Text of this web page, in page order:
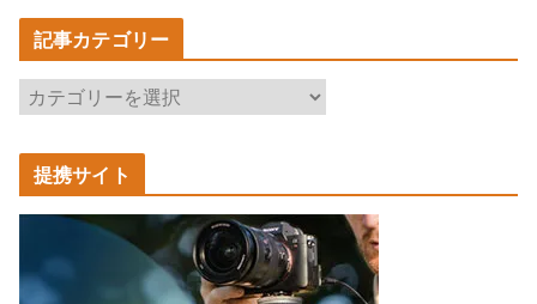
記事カテゴリー
記
事
カ
テ
ゴ
ー
提携サイト